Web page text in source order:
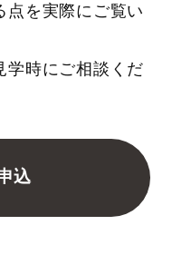
点を実際にご覧い
学時にご相談くだ
込